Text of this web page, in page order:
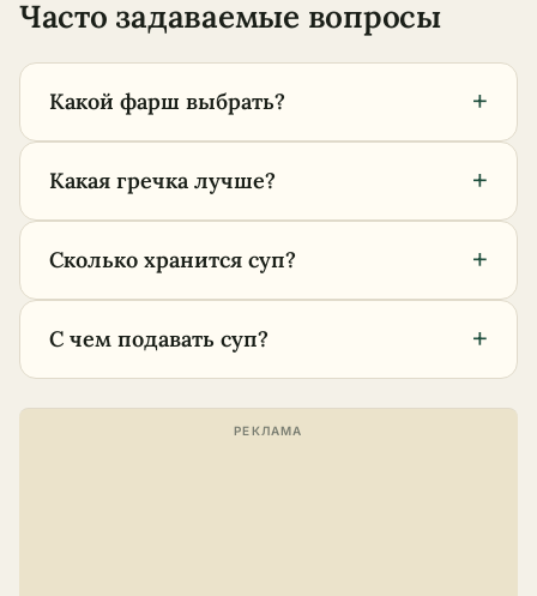
Часто задаваемые вопросы
Какой фарш выбрать? +
Какая гречка лучше? +
Сколько хранится суп? +
С чем подавать суп? +